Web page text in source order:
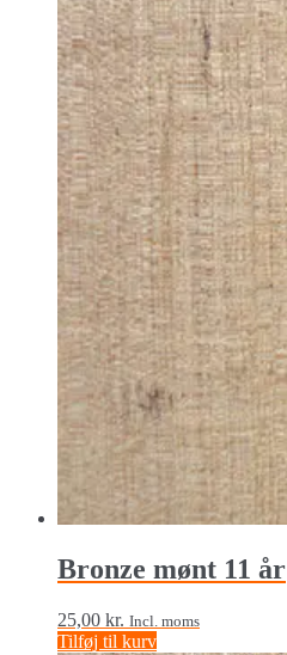
Bronze mønt 11 år
25,00 kr. Incl. moms
Tilføj til kurv